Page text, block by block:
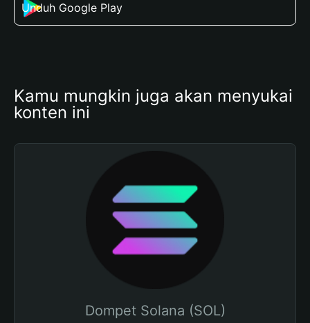
Unduh Google Play
Kamu mungkin juga akan menyukai
konten ini
Dompet Solana (SOL)